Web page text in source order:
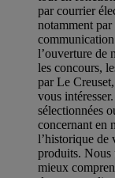
par courrier
notamment par
l’ouverture de
les concours,
par Le
vous
sélectionnées
concernant en
l’historique de
produits. Nous
mieux